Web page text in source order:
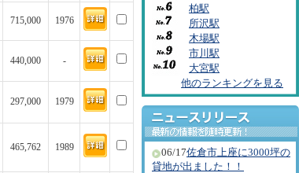
柏駅
所沢駅
木場駅
市川駅
大宮駅
他のランキングを見る
06/17佐倉市上座に3000坪の
貸地が出ました！！
715,000 1976
440,000 -
297,000 1979
465,762 1989